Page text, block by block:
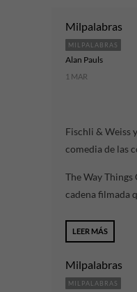
Milpalabras
MILPALABRAS
Alan Pauls
1 MAR
Fischli & Weiss
comedia de las
The Way Things
cadena filmada
LEER MÁS
Milpalabras
MILPALABRAS